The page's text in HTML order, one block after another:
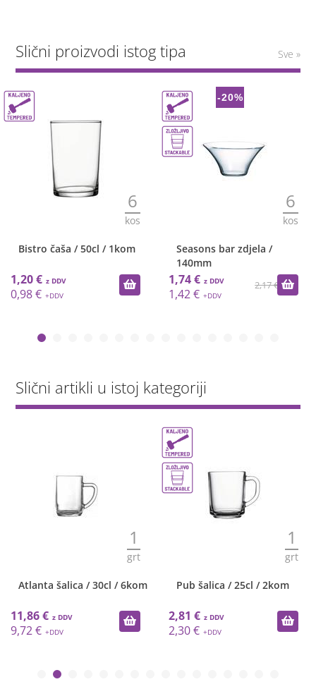
Slični proizvodi istog tipa Sve »
6
kos
Bistro čaša / 50cl / 1kom
1,20 €
0,98 €
-20%
6
kos
Seasons bar zdjela /
140mm
2,17 €
1,74 €
1,42 €
Slični artikli u istoj kategoriji
1
grt
Atlanta šalica / 30cl / 6kom
11,86 €
9,72 €
1
grt
Pub šalica / 25cl / 2kom
2,81 €
2,30 €